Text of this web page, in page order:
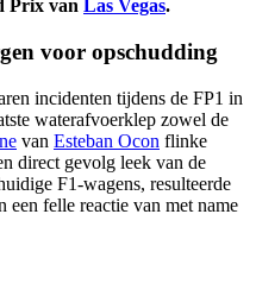
Prix van Las Vegas.
voor opschudding
incidenten tijdens de FP1 in
waterafvoerklep zowel de
van Esteban Ocon flinke
direct gevolg leek van de
F1-wagens, resulteerde
een felle reactie van met name